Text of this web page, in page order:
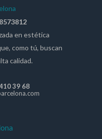
en estética
como tú, buscan
calidad.
39 68